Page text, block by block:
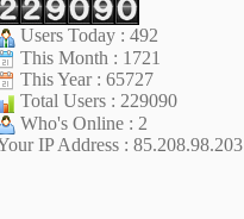
Users Today : 492
This Month : 1721
This Year : 65727
Total Users : 229090
Who's Online : 2
IP Address : 85.208.98.203